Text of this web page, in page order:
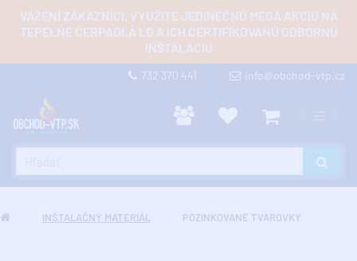
VÁŽENÍ ZÁKAZNÍCI, VYUŽITE JEDINEČNÚ MEGA AKCIU NA
TEPELNÉ ČERPADLÁ LG A ICH CERTIFIKOVANÚ ODBORNÚ
INŠTALÁCIU
732 370 441 info@obchod-vtp.cz
INŠTALAČNÝ MATERIÁL POZINKOVANÉ TVAROVKY